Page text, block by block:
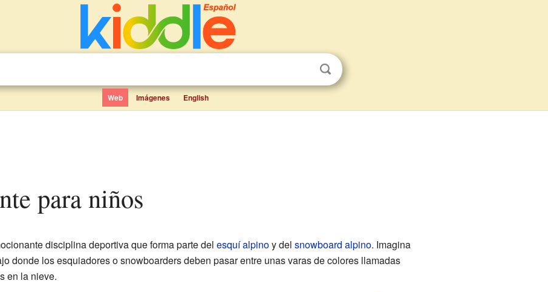
Web Imágenes English
para niños
disciplina deportiva que forma parte del esquí alpinoy del snowboard alpino. Imagina
donde los esquiadores o snowboarders deben pasar entre unas varas de colores llamadas
en la nieve.